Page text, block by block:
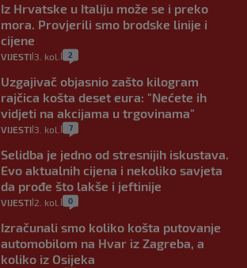
Iz Hrvatske u Italiju može se i preko
mora. Provjerili smo brodske linije i
cijene
VIJESTI 3. kol. 2
Uzgajivač objasnio zašto kilogram
rajčica košta deset eura: "Nećete ih
vidjeti na akcijama u trgovinama"
VIJESTI 3. kol. 7
Selidba je jedno od stresnijih iskustava.
Evo aktualnih cijena i nekoliko savjeta
da prođe što lakše i jeftinije
VIJESTI 2. kol. 0
Izračunali smo koliko košta putovanje
automobilom na Hvar iz Zagreba, a
koliko iz Osijeka